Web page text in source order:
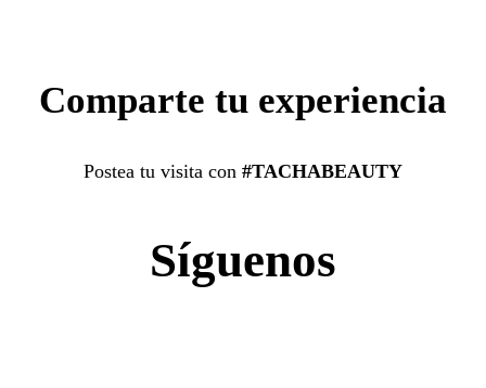
Comparte tu experiencia
Postea tu visita con #TACHABEAUTY
Síguenos